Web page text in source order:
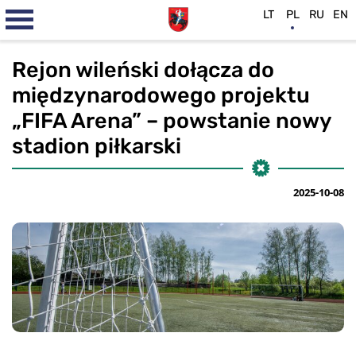
Rejon wileński dołącza do
międzynarodowego projektu
„FIFA Arena” – powstanie nowy
stadion piłkarski
2025-10-08
LT PL RU EN